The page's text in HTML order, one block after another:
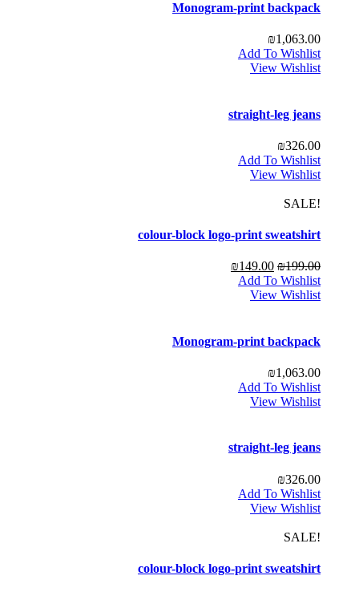
Monogram-print backpack
₪1,063.00
Add To Wishlist
View Wishlist
straight-leg jeans
₪326.00
Add To Wishlist
View Wishlist
!SALE
colour-block logo-print sweatshirt
₪199.00
₪149.00
Add To Wishlist
View Wishlist
Monogram-print backpack
₪1,063.00
Add To Wishlist
View Wishlist
straight-leg jeans
₪326.00
Add To Wishlist
View Wishlist
!SALE
colour-block logo-print sweatshirt